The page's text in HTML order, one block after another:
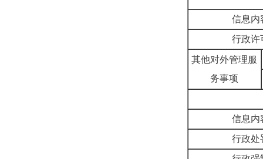
信息内
行政许
其他对外管理服
务事项
信息内
行政处